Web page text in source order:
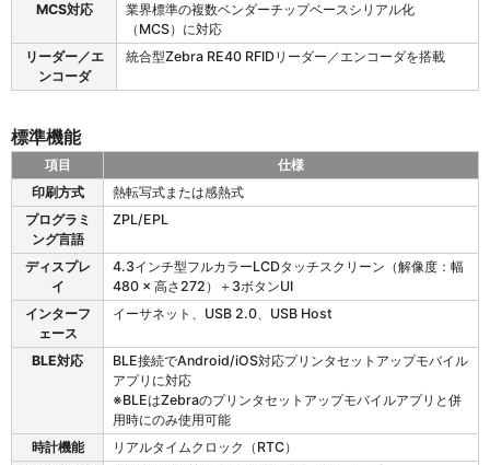
MCS対応
業界標準の複数ベンダーチップベースシリアル化
（MCS）に対応
リーダー／エ
ンコーダ
統合型Zebra RE40 RFIDリーダー／エンコーダを搭載
標準機能
D
の
準
項目
仕様
印刷方式
熱転写式または感熱式
プログラミ
ング言語
ZPL/EPL
ディスプレ
イ
4.3インチ型フルカラーLCDタッチスクリーン（解像度：幅
480 × 高さ272）＋3ボタンUI
インターフ
ェース
イーサネット、USB 2.0、USB Host
BLE対応
BLE接続でAndroid/iOS対応プリンタセットアップモバイル
アプリに対応
※BLEはZebraのプリンタセットアップモバイルアプリと併
用時にのみ使用可能
時計機能
リアルタイムクロック（RTC）